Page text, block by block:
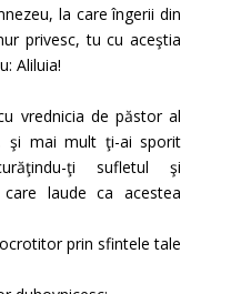
la care îngerii din
privesc, tu cu aceştia
Aliluia!
vrednicia de păstor al
şi mai mult ţi-ai sporit
ţi sufletul şi
laude ca acestea
prin sfintele tale